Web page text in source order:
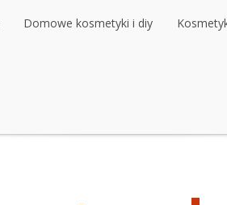
Domowe kosmetyki i diy